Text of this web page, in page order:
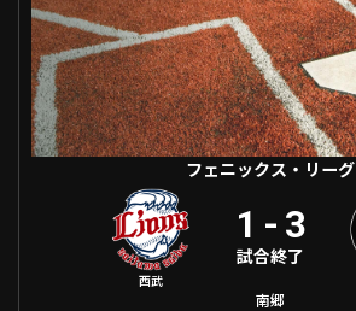
ファーム西地区
交流戦
埼玉西武ライオンズ
千葉ロッテマリーンズ
オリックス・バファローズ
福岡ソフトバンクホークス
設定
フェニックス・リーグ
西武
1 - 3
試合終了
南郷